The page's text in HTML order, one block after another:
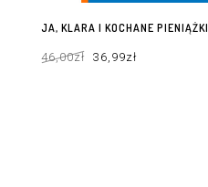
JA, KLARA I KOCHANE PIENIĄŻKI
46,00zł cena
wynosiła:
36,99złcena